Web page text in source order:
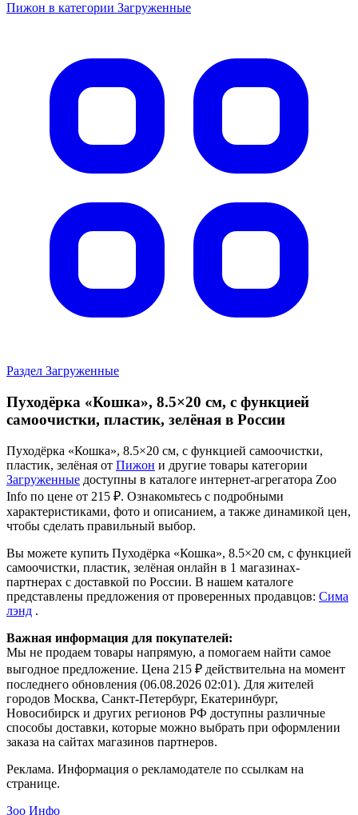
Пижон в категории Загруженные
Раздел Загруженные
Пуходёрка «Кошка», 8.5×20 см, с функцией
самоочистки, пластик, зелёная в России
Пуходёрка «Кошка», 8.5×20 см, с функцией самоочистки,
пластик, зелёная от Пижон и другие товары категории
Загруженные доступны в каталоге интернет-агрегатора Zoo
Info по цене от 215 ₽. Ознакомьтесь с подробными
характеристиками, фото и описанием, а также динамикой цен,
чтобы сделать правильный выбор.
Вы можете купить Пуходёрка «Кошка», 8.5×20 см, с функцией
самоочистки, пластик, зелёная онлайн в 1 магазинах-
партнерах с доставкой по России. В нашем каталоге
представлены предложения от проверенных продавцов: Сима
лэнд .
Важная информация для покупателей:
Мы не продаем товары напрямую, а помогаем найти самое
выгодное предложение. Цена 215 ₽ действительна на момент
последнего обновления (06.08.2026 02:01). Для жителей
городов Москва, Санкт-Петербург, Екатеринбург,
Новосибирск и других регионов РФ доступны различные
способы доставки, которые можно выбрать при оформлении
заказа на сайтах магазинов партнеров.
Реклама. Информация о рекламодателе по ссылкам на
странице.
Зоо Инфо